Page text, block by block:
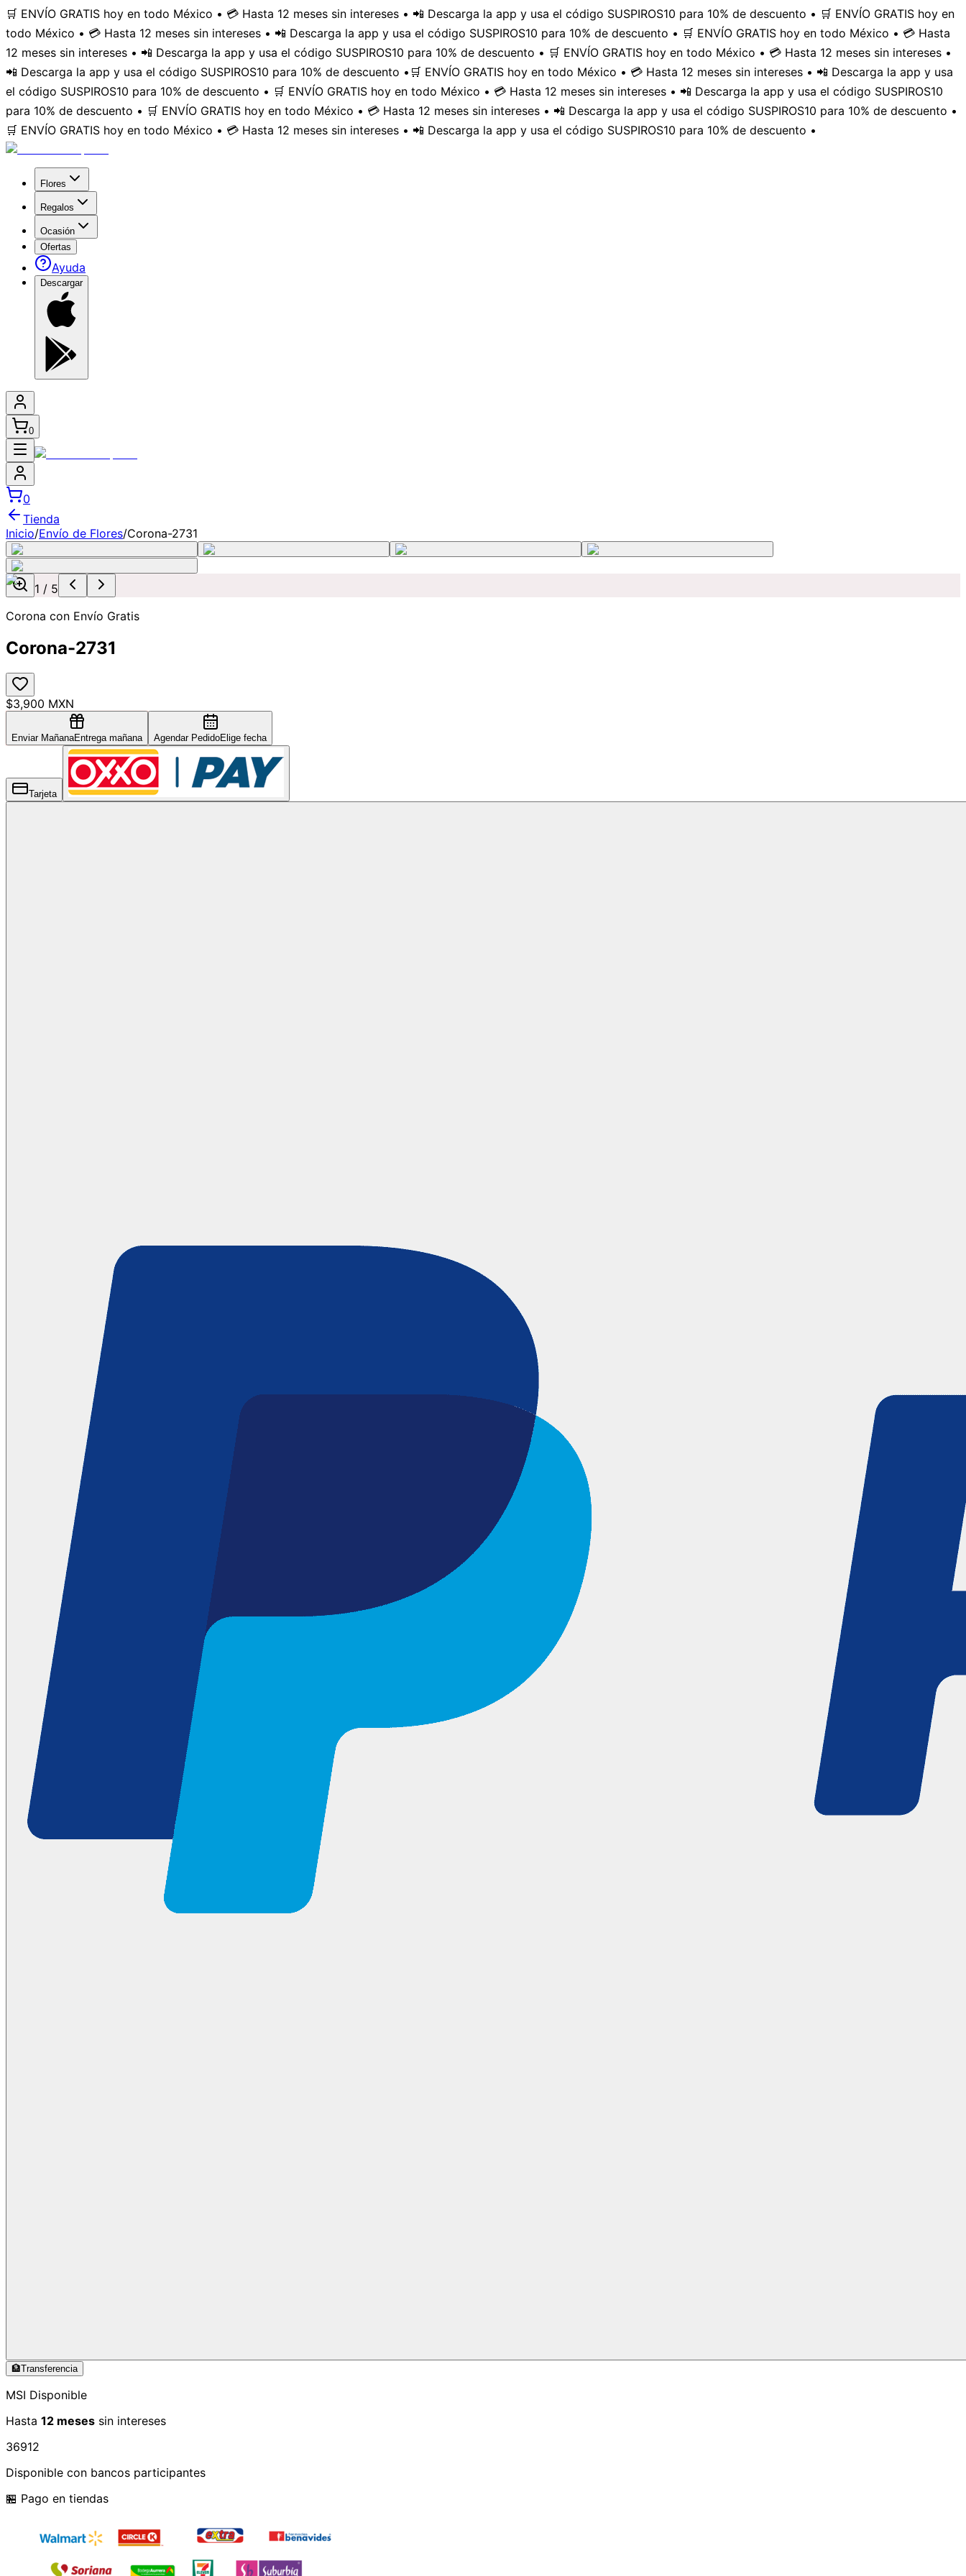
🛒 ENVÍO GRATIS hoy en todo México • 💳 Hasta 12 meses sin intereses • 📲 Descarga la app y usa el código SUSPIROS10 para 10% de descuento • 🛒 ENVÍO GRATIS hoy en
todo México • 💳 Hasta 12 meses sin intereses • 📲 Descarga la app y usa el código SUSPIROS10 para 10% de descuento • 🛒 ENVÍO GRATIS hoy en todo México • 💳 Hasta
12 meses sin intereses • 📲 Descarga la app y usa el código SUSPIROS10 para 10% de descuento • 🛒 ENVÍO GRATIS hoy en todo México • 💳 Hasta 12 meses sin intereses •
📲 Descarga la app y usa el código SUSPIROS10 para 10% de descuento • 🛒 ENVÍO GRATIS hoy en todo México • 💳 Hasta 12 meses sin intereses • 📲 Descarga la app y usa
el código SUSPIROS10 para 10% de descuento • 🛒 ENVÍO GRATIS hoy en todo México • 💳 Hasta 12 meses sin intereses • 📲 Descarga la app y usa el código SUSPIROS10
para 10% de descuento • 🛒 ENVÍO GRATIS hoy en todo México • 💳 Hasta 12 meses sin intereses • 📲 Descarga la app y usa el código SUSPIROS10 para 10% de descuento •
🛒 ENVÍO GRATIS hoy en todo México • 💳 Hasta 12 meses sin intereses • 📲 Descarga la app y usa el código SUSPIROS10 para 10% de descuento •
Flores
Regalos
Ocasión
Ofertas
Ayuda
Descargar
0
0
Tienda
Inicio/Envío de Flores/Corona-2731
1 / 5
Corona con Envío Gratis
Corona-2731
$3,900 MXN
Enviar MañanaEntrega mañana Agendar PedidoElige fecha
Tarjeta
🏦Transferencia
MSI Disponible
Hasta 12 meses sin intereses
36912
Disponible con bancos participantes
🏪 Pago en tiendas